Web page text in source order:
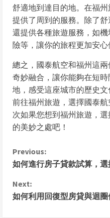
舒適地到達目的地。在福
提供了周到的服務。除了
還提供各種旅遊服務，如
險等，讓你的旅程更加安心
總之，國泰航空和福州這
奇妙融合，讓你能夠在短
地，感受這座城市的歷史
前往福州旅遊，選擇國泰
次如果您想到福州旅遊，
的美妙之處吧！
C
n
Previous:
如何進行房子貸款試算，
Next:
如何利用回復型房貸與迴